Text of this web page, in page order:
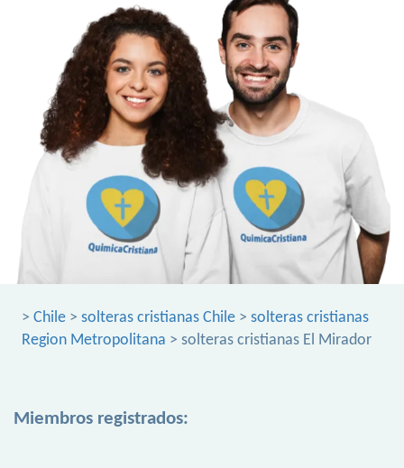
> Chile > solteras cristianas Chile > solteras cristianas
Region Metropolitana > solteras cristianas El Mirador
Miembros registrados: